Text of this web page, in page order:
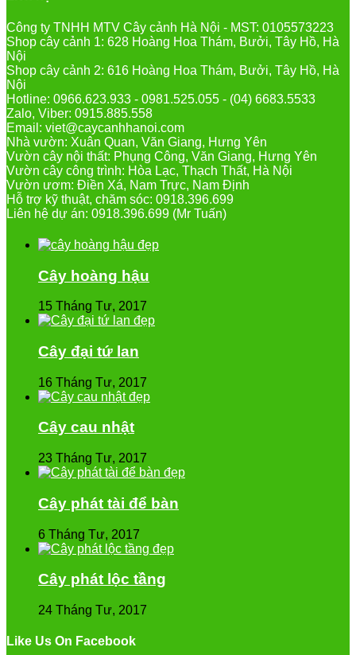
Công ty TNHH MTV Cây cảnh Hà Nội - MST: 0105573223
Shop cây cảnh 1: 628 Hoàng Hoa Thám, Bưởi, Tây Hồ, Hà
Nội
Shop cây cảnh 2: 616 Hoàng Hoa Thám, Bưởi, Tây Hồ, Hà
Nội
Hotline: 0966.623.933 - 0981.525.055 - (04) 6683.5533
Zalo, Viber: 0915.885.558
Email: viet@caycanhhanoi.com
Nhà vườn: Xuân Quan, Văn Giang, Hưng Yên
Vườn cây nội thất: Phụng Công, Văn Giang, Hưng Yên
Vườn cây công trình: Hòa Lạc, Thạch Thất, Hà Nội
Vườn ươm: Điền Xá, Nam Trực, Nam Định
Hỗ trợ kỹ thuật, chăm sóc: 0918.396.699
Liên hệ dự án: 0918.396.699 (Mr Tuấn)
Cây hoàng hậu
15 Tháng Tư, 2017
Cây đại tứ lan
16 Tháng Tư, 2017
Cây cau nhật
23 Tháng Tư, 2017
Cây phát tài để bàn
6 Tháng Tư, 2017
Cây phát lộc tầng
24 Tháng Tư, 2017
Like Us On Facebook